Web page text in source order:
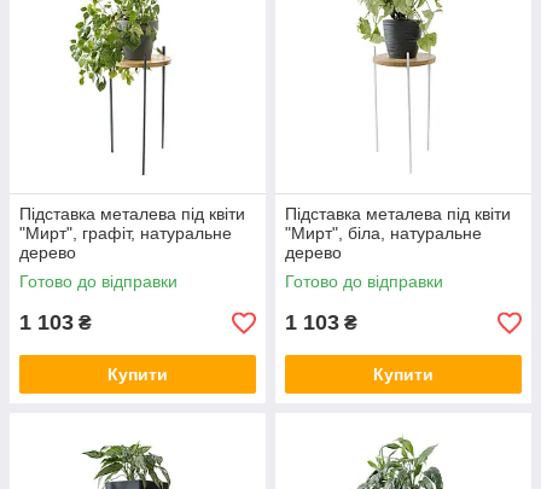
Підставка металева під квіти
"Мирт", графіт, натуральне
дерево
Готово до відправки
1 103 ₴
Купити
Підставка металева під квіти
"Мирт", біла, натуральне
дерево
Готово до відправки
1 103 ₴
Купити